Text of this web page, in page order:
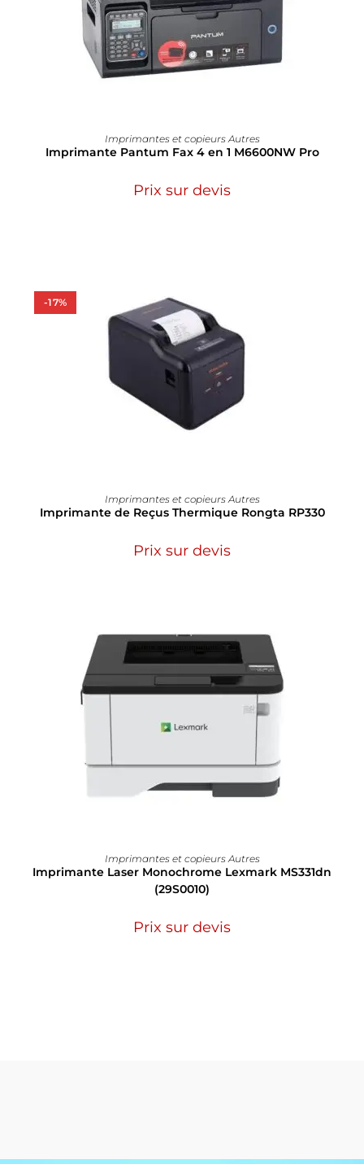
Imprimantes et copieurs Autres
Imprimante Pantum Fax 4 en 1 M6600NW Pro
Prix sur devis
-17%
Imprimantes et copieurs Autres
Imprimante de Reçus Thermique Rongta RP330
Prix sur devis
Imprimantes et copieurs Autres
Imprimante Laser Monochrome Lexmark MS331dn
(29S0010)
Prix sur devis